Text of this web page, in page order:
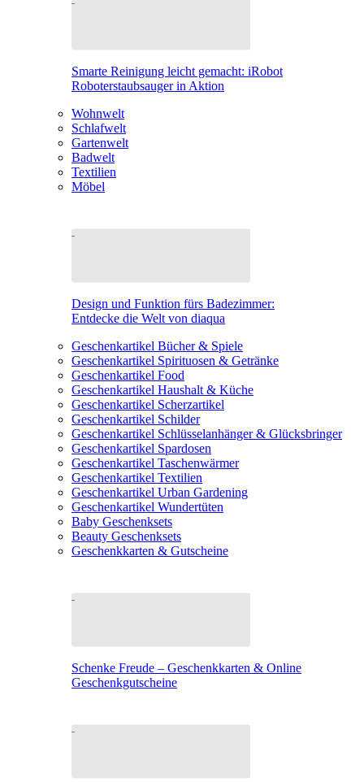
Smarte Reinigung leicht gemacht: iRobot
Roboterstaubsauger in Aktion
Wohnwelt
Schlafwelt
Gartenwelt
Badwelt
Textilien
Möbel
Design und Funktion fürs Badezimmer:
Entdecke die Welt von diaqua
Geschenkartikel Bücher & Spiele
Geschenkartikel Spirituosen & Getränke
Geschenkartikel Food
Geschenkartikel Haushalt & Küche
Geschenkartikel Scherzartikel
Geschenkartikel Schilder
Geschenkartikel Schlüsselanhänger & Glücksbringer
Geschenkartikel Spardosen
Geschenkartikel Taschenwärmer
Geschenkartikel Textilien
Geschenkartikel Urban Gardening
Geschenkartikel Wundertüten
Baby Geschenksets
Beauty Geschenksets
Geschenkkarten & Gutscheine
Schenke Freude – Geschenkkarten & Online
Geschenkgutscheine